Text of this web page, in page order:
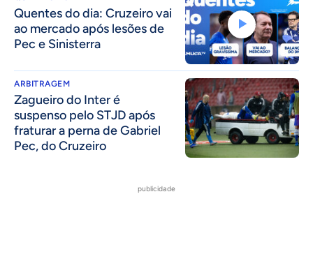
Quentes do dia: Cruzeiro vai
ao mercado após lesões de
Pec e Sinisterra
ARBITRAGEM
Zagueiro do Inter é
suspenso pelo STJD após
fraturar a perna de Gabriel
Pec, do Cruzeiro
publicidade